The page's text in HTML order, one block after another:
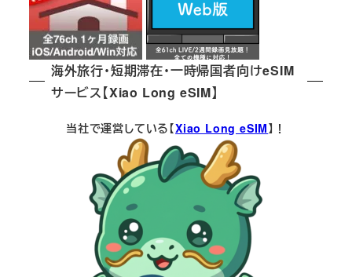
海外旅行・短期滞在・一時帰国者向けeSIM
サービス【Xiao Long eSIM】
当社で運営している【Xiao Long eSIM】！